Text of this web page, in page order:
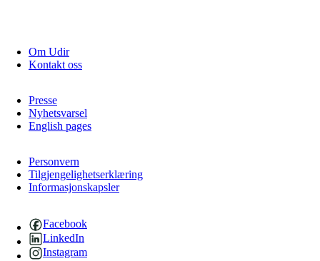
Om Udir
Kontakt oss
Presse
Nyhetsvarsel
English pages
Personvern
Tilgjengelighetserklæring
Informasjonskapsler
Facebook
LinkedIn
Instagram